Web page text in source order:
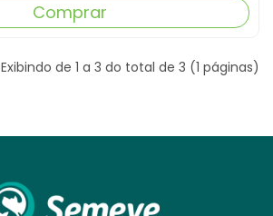
Comprar
Exibindo de 1 a 3 do total de 3 (1 páginas)